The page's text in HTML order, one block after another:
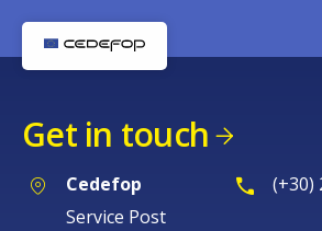
Get in touch
Cedefop
Service Post
(+30)